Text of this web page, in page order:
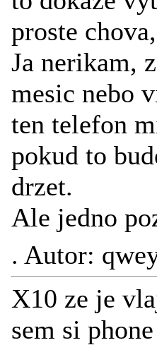
proste
Ja nerikam,
mesic nebo
ten telefon
pokud to
drzet.
Ale jedno
. Autor:
X10 ze je
sem si